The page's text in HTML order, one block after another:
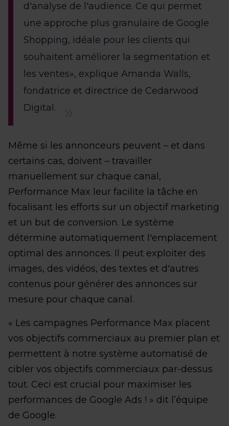
d'analyse de l'audience. Ce qui permet
une approche plus granulaire de Google
Shopping, idéale pour les clients qui
souhaitent améliorer la segmentation et
les ventes», explique Amanda Walls,
fondatrice et directrice de Cedarwood
Digital.
Même si les annonceurs peuvent – et dans
certains cas, doivent – travailler
manuellement sur chaque canal,
Performance Max leur facilite la tâche en
focalisant les efforts sur un objectif marketing
et un but de conversion. Le système
détermine automatiquement l'emplacement
optimal des annonces. Il peut exploiter des
images, des vidéos, des textes et d'autres
contenus pour générer des annonces sur
mesure pour chaque canal.
« Les campagnes Performance Max placent
vos objectifs commerciaux au premier plan et
permettent à notre système automatisé de
cibler vos objectifs commerciaux par-dessus
tout. Ceci est crucial pour maximiser les
performances de Google Ads ! » dit l’équipe
de Google.